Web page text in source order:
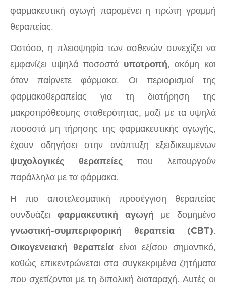
φαρμακευτική αγωγή παραμένει η πρώτη γραμμή
θεραπείας.
Ωστόσο, η πλειοψηφία των ασθενών συνεχίζει να
εμφανίζει υψηλά ποσοστά υποτροπή, ακόμη και
όταν παίρνετε φάρμακα. Οι περιορισμοί της
φαρμακοθεραπείας για τη διατήρηση της
μακροπρόθεσμης σταθερότητας, μαζί με τα υψηλά
ποσοστά μη τήρησης της φαρμακευτικής αγωγής,
έχουν οδηγήσει στην ανάπτυξη εξειδικευμένων
ψυχολογικές θεραπείεςπου λειτουργούν
παράλληλα με τα φάρμακα.
Η πιο αποτελεσματική προσέγγιση θεραπείας
συνδυάζει φαρμακευτική αγωγή με δομημένο
γνωστική-συμπεριφορική θεραπεία (CBT).
Οικογενειακή θεραπείαείναι εξίσου σημαντικό,
καθώς επικεντρώνεται στα συγκεκριμένα ζητήματα
που σχετίζονται με τη διπολική διαταραχή. Αυτές οι